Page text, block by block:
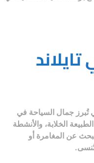
تُبرز جمال السياحة في
الخلابة، والأنشطة
عن المغامرة أو
تُنسى.